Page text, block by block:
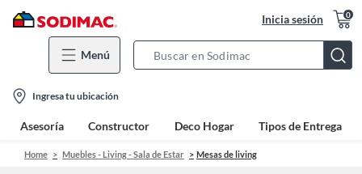
Inicia sesión 0
Menú
Bar
location-
icon
Ingresa tu ubicación
Asesoría Constructor Deco Hogar Tipos de Entrega
Home Muebles - Living - Sala de Estar Mesas de living